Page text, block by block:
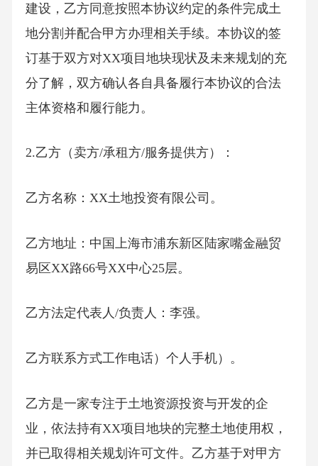
建设，乙方同意按照本协议约定的条件完成土
地分割并配合甲方办理相关手续。本协议的签
订基于双方对XX项目地块现状及未来规划的充
分了解，双方确认各自具备履行本协议的合法
主体资格和履行能力。
2.乙方（卖方/承租方/服务提供方）：
乙方名称：XX土地投资有限公司。
乙方地址：中国上海市浦东新区陆家嘴金融贸
易区XX路66号XX中心25层。
乙方法定代表人/负责人：李强。
乙方联系方式工作电话）个人手机）。
乙方是一家专注于土地资源投资与开发的企
业，依法持有XX项目地块的完整土地使用权，
并已取得相关规划许可文件。乙方基于对甲方